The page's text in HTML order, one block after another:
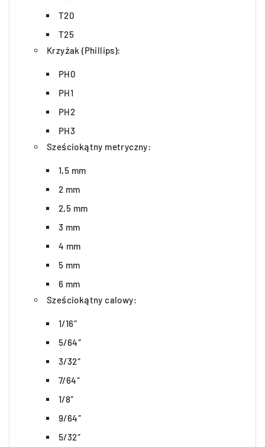
T20
T25
Krzyżak (Phillips):
PH0
PH1
PH2
PH3
Sześciokątny metryczny:
1,5 mm
2 mm
2,5 mm
3 mm
4 mm
5 mm
6 mm
Sześciokątny calowy:
1/16″
5/64″
3/32″
7/64″
1/8″
9/64″
5/32″